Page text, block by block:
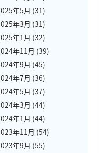
年5月 (31)
年3月 (31)
年1月 (32)
年11月 (39)
年9月 (45)
年7月 (36)
年5月 (37)
年3月 (44)
年1月 (44)
年11月 (54)
年9月 (55)